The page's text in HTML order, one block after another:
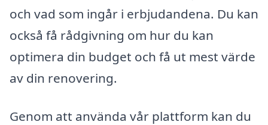
och vad som ingår i erbjudandena. Du kan
också få rådgivning om hur du kan
optimera din budget och få ut mest värde
av din renovering.
Genom att använda vår plattform kan du